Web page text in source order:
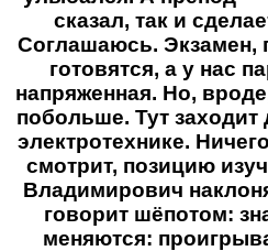
сказал, так и
Соглашаюсь. Экзамен,
готовятся, а у нас
напряженная. Но,
побольше. Тут
электротехнике.
смотрит, позицию
Владимирович
говорит шёпотом:
меняются: